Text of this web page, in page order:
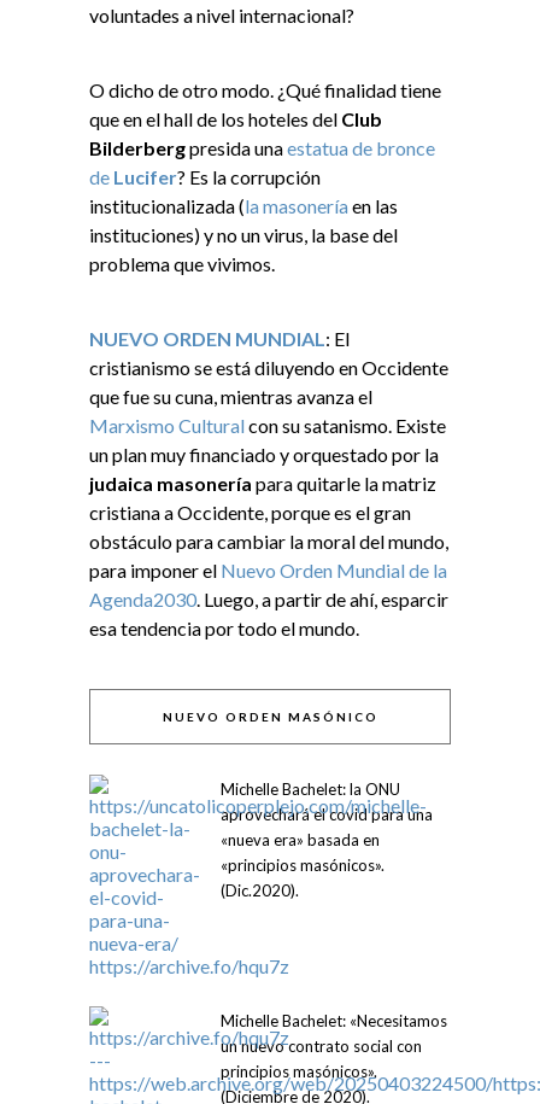
voluntades a nivel internacional?
O dicho de otro modo. ¿Qué finalidad tiene
que en el hall de los hoteles del Club
Bilderbergpresida unaestatua de bronce
de Lucifer? Es la corrupción
institucionalizada (la masoneríaen las
instituciones) y no un virus, la base del
problema que vivimos.
NUEVO ORDEN MUNDIAL: El
cristianismo se está diluyendo en Occidente
que fue su cuna, mientras avanza el
Marxismo Culturalcon su satanismo. Existe
un plan muy financiado y orquestado por la
judaica masonería para quitarle la matriz
cristiana a Occidente, porque es el gran
obstáculo para cambiar la moral del mundo,
para imponer el Nuevo Orden Mundial de la
Agenda2030. Luego, a partir de ahí, esparcir
esa tendencia por todo el mundo.
NUEVO ORDEN MASÓNICO
Michelle Bachelet: la ONU
aprovechará el covid para una
«nueva era» basada en
«principios masónicos».
(Dic.2020).
Michelle Bachelet: «Necesitamos
un nuevo contrato social con
principios masónicos».
(Diciembre de 2020).